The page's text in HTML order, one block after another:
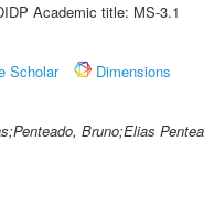
Academic title: MS-3.1
Scholar
Dimensions
Bruno;Elias